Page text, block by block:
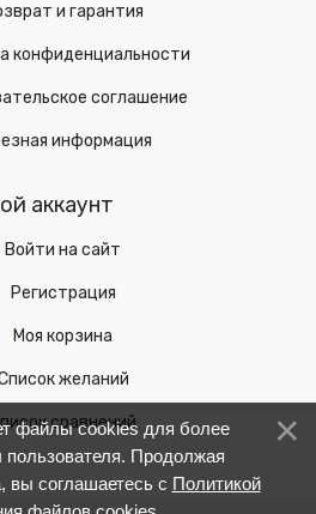
и гарантия
конфиденциальности
соглашение
информация
аккаунт
Войти на сайт
Регистрация
Моя корзина
желаний
сравнений
файлы cookies для более
Продолжая
вы соглашаетесь с Политикой